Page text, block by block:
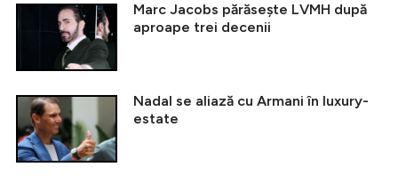
Marc Jacobs părăsește LVMH după
aproape trei decenii
Nadal se aliază cu Armani în luxury-
estate